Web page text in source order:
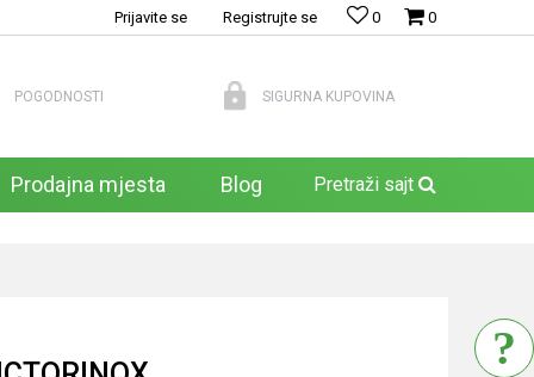
0
0
Prijavite se Registrujte se
POGODNOSTI SIGURNA KUPOVINA
Prodajna mjesta Blog Pretraži sajt